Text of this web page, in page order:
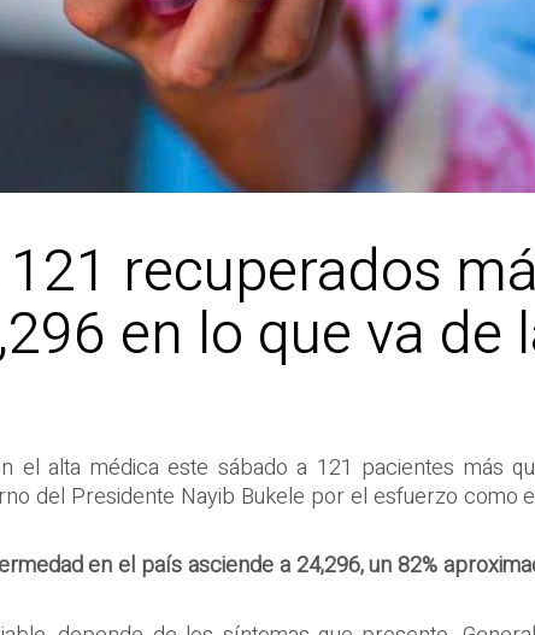
recuperados
en lo que va de
el alta médica este sábado a 121 pacientes más
del Presidente Nayib Bukele por el esfuerzo como
en el país asciende a 24,296, un 82%